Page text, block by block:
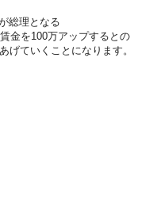
総理と なる
金を100万アップするとの
げていくことになります。